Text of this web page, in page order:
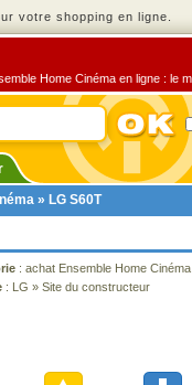
votre shopping en ligne.
Home Cinéma en ligne : le
» LG S60T
: achat Ensemble Home Cinéma
: LG » Site du constructeur